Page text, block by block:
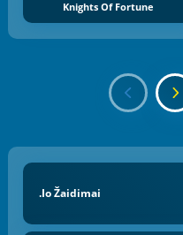
Knights Of Fortune
.io Žaidimai